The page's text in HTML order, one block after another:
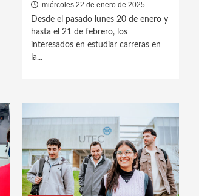
miércoles 22 de enero de 2025
Desde el pasado lunes 20 de enero y
hasta el 21 de febrero, los
interesados en estudiar carreras en
la...